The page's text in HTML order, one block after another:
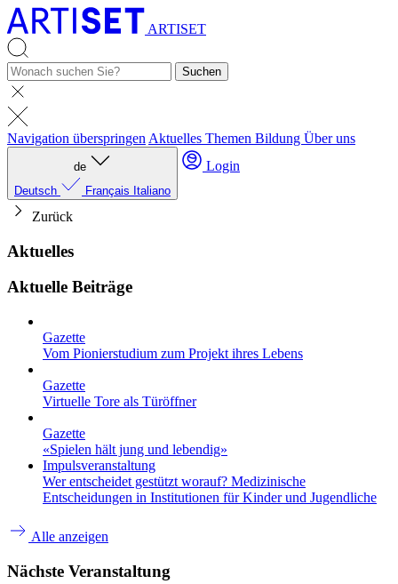
ARTISET
Suchen
Navigation überspringen Aktuelles Themen Bildung Über uns
de
Deutsch
Français Italiano
Login
Zurück
Aktuelles
Aktuelle Beiträge
Gazette
Vom Pionierstudium zum Projekt ihres Lebens
Gazette
Virtuelle Tore als Türöffner
Gazette
«Spielen hält jung und lebendig»
Impulsveranstaltung
Wer entscheidet gestützt worauf? Medizinische
Entscheidungen in Institutionen für Kinder und Jugendliche
Alle anzeigen
Nächste Veranstaltung